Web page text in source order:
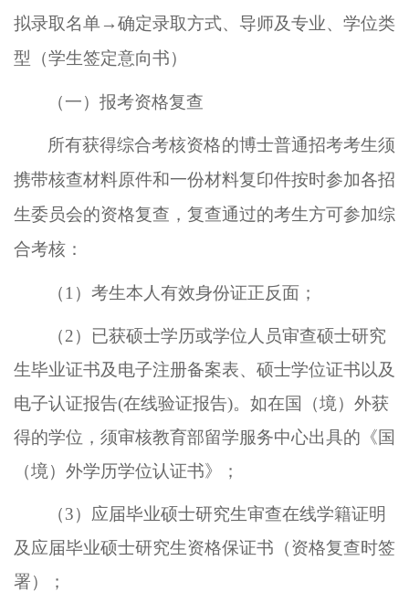
拟录取名单→确定录取方式、导师及专业、学位类
型（学生签定意向书）
（一） 报考资格复查
所有获得综合考核资格的博士普通招考考生须
携带核查材料原件和一份材料复印件按时参加各招
生委员会的资格复查， 复查通过的考生方可参加综
合考核 ：
（1） 考生本人有效身份证正反面；
（2） 已获硕士学历或学位人员审查硕士研究
生毕业证书及电子注册备案表、硕士学位证书以及
电子认证报告(在线验证报告)。 如在国（境）外获
得的学位，须审核教育部留学服务中心出具的《国
（境）外学历学位认证书》
；
（3） 应届毕业硕士研究生审查在线学籍证明
及应届毕业硕士研究生资格保证书 （资格复查时签
署）
；